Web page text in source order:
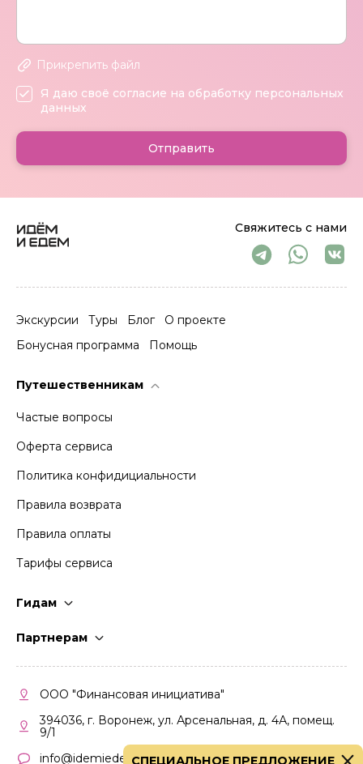
Свяжитесь с нами
Экскурсии Туры Блог
О проекте
Бонусная программа
Помощь
Путешественникам
Частые вопросы
Оферта сервиса
Политика конфидициальности
Правила возврата
Правила оплаты
Тарифы сервиса
Гидам
Партнерам
Кабинет партнера
Правила участия
ООО "Финансовая инициатива"
394036, г. Воронеж, ул. Арсенальная, д. 4А, помещ.
9/1
info@idemiedem.ru
Прикрепить файл
Я даю своё согласие на обработку персональных
данных
Отправить